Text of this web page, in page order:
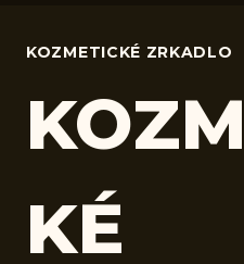
KOZMETICKÉ ZRKADLO
KÉ